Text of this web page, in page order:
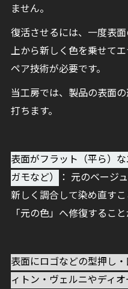
ません。
復活させるには、一度表
上から新しく色を乗せて
ペア技術が必要です。
当工房では、製品の表面
打ちます。
表面がフラット（平ら）
ガモなど）
： 元のベージ
新しく調合して染め直す
「元の色」へ修復すること
表面にロゴなどの型押し
ィトン・ヴェルニやディオ